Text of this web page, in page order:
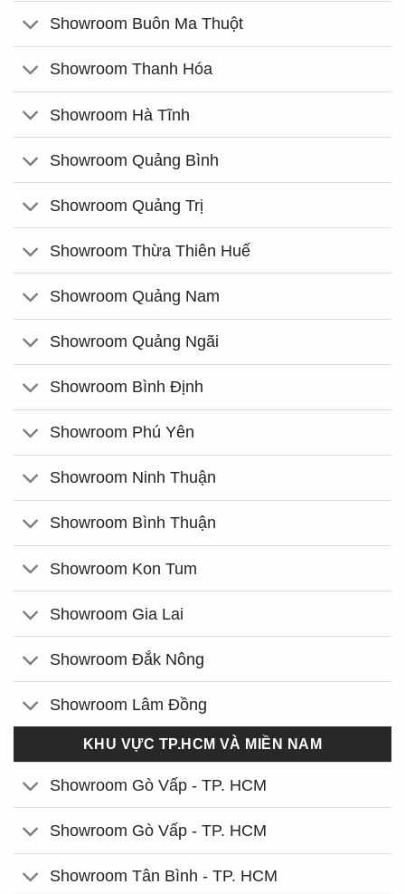
Showroom Buôn Ma Thuột
Showroom Thanh Hóa
Showroom Hà Tĩnh
Showroom Quảng Bình
Showroom Quảng Trị
Showroom Thừa Thiên Huế
Showroom Quảng Nam
Showroom Quảng Ngãi
Showroom Bình Định
Showroom Phú Yên
Showroom Ninh Thuận
Showroom Bình Thuận
Showroom Kon Tum
Showroom Gia Lai
Showroom Đắk Nông
Showroom Lâm Đồng
KHU VỰC TP.HCM VÀ MIỀN NAM
Showroom Gò Vấp - TP. HCM
Showroom Gò Vấp - TP. HCM
Showroom Tân Bình - TP. HCM